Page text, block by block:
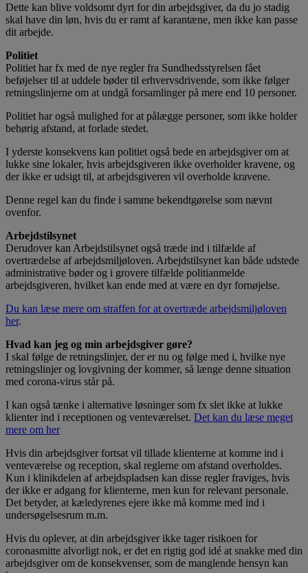
Dette kan blive voldsomt dyrt for din arbejdsgiver, da du jo stadig
skal have din løn, hvis du er ramt af karantæne, men ikke kan passe
dit arbejde.
Politiet
Politiet har fx med de nye regler fra Sundhedsstyrelsen fået
beføjelser til at uddele bøder til erhvervsdrivende, som ikke følger
retningslinjerne om at undgå forsamlinger på mere end 10 personer.
Politiet har også mulighed for at pålægge personer, som ikke holder
behørig afstand, at forlade stedet.
I yderste konsekvens kan politiet også bede en arbejdsgiver om at
lukke sine lokaler, hvis arbejdsgiveren ikke overholder kravene, og
der ikke er udsigt til, at arbejdsgiveren vil overholde kravene.
Denne regel kan du finde i samme bekendtgørelse som nævnt
ovenfor.
Arbejdstilsynet
Derudover kan Arbejdstilsynet også træde ind i tilfælde af
overtrædelse af arbejdsmiljøloven. Arbejdstilsynet kan både udstede
administrative bøder og i grovere tilfælde politianmelde
arbejdsgiveren, hvilket kan ende med at være en dyr fornøjelse.
Du kan læse mere om straffen for at overtræde arbejdsmiljøloven
her.
Hvad kan jeg og min arbejdsgiver gøre?
I skal følge de retningslinjer, der er nu og følge med i, hvilke nye
retningslinjer og lovgivning der kommer, så længe denne situation
med corona-virus står på.
I kan også tænke i alternative løsninger som fx slet ikke at lukke
klienter ind i receptionen og venteværelset. Det kan du læse meget
mere om her
Hvis din arbejdsgiver fortsat vil tillade klienterne at komme ind i
venteværelse og reception, skal reglerne om afstand overholdes.
Kun i klinikdelen af arbejdspladsen kan disse regler fraviges, hvis
der ikke er adgang for klienterne, men kun for relevant personale.
Det betyder, at kæledyrenes ejere ikke må komme med ind i
undersøgelsesrum m.m.
Hvis du oplever, at din arbejdsgiver ikke tager risikoen for
coronasmitte alvorligt nok, er det en rigtig god idé at snakke med din
arbejdsgiver om de konsekvenser, som de manglende hensyn kan